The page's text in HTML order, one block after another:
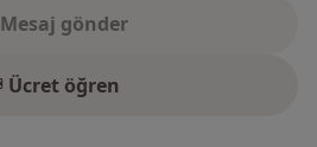
Mesaj gönder
Ücret öğren